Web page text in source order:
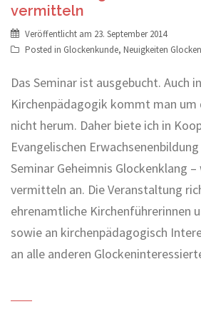
vermitteln
Veröffentlicht am 23. September 2014
Posted in Glockenkunde, Neuigkeiten
Das Seminar ist ausgebucht. Auch
Kirchenpädagogik kommt man um
nicht herum. Daher biete ich in
Evangelischen
Seminar Geheimnis Glockenklang –
vermitteln an. Die Veranstaltung
ehrenamtliche Kirchenführerinnen
sowie an kirchenpädagogisch
an alle anderen